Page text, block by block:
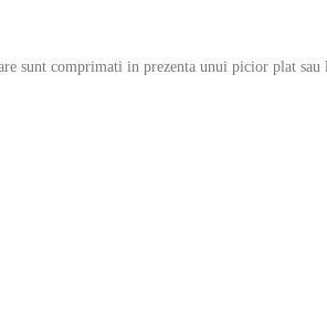
sunt comprimati in prezenta unui picior plat sau